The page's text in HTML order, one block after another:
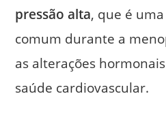
pressão alta, que é
comum durante a
as alterações
saúde cardiovascular.